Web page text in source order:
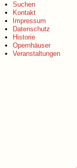
Suchen
Kontakt
Impressum
Datenschutz
Historie
Opernhäuser
Veranstaltungen